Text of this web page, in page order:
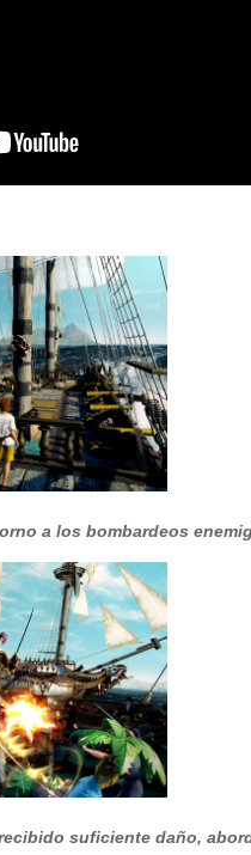
a los bombardeos
suficiente daño,